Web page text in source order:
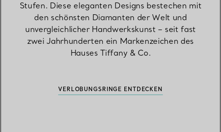
Stufen. Diese eleganten Designs bestechen mit
den schönsten Diamanten der Welt und
unvergleichlicher Handwerkskunst – seit fast
zwei Jahrhunderten ein Markenzeichen des
Hauses Tiffany & Co.
VERLOBUNGSRINGE ENTDECKEN